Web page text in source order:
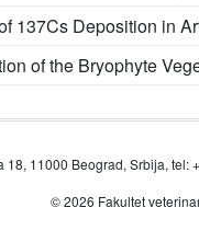
137Cs Deposition in
of the Bryophyte
18, 11000 Beograd, Srbija, tel:
© 2026 Fakultet